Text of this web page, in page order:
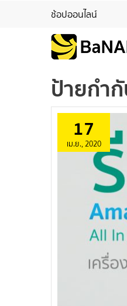
ช้อปออนไลน์
ป้ายกำ
17
เม.ย., 2020